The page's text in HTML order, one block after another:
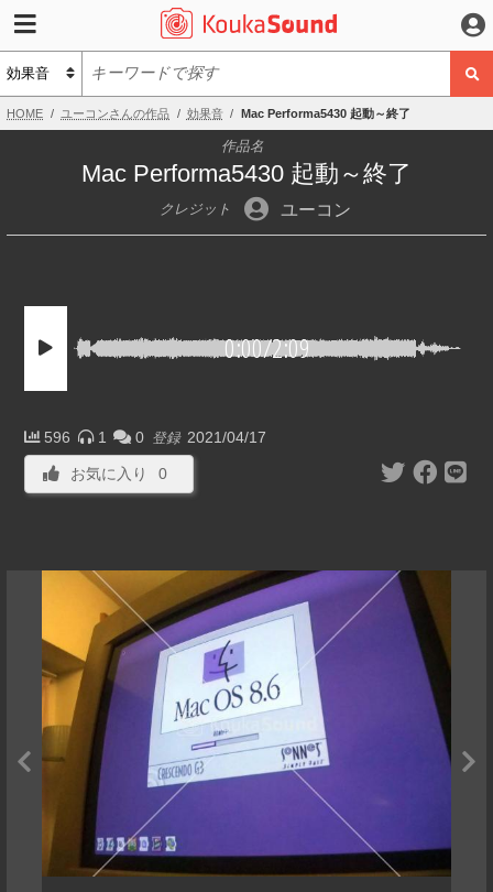
HOME ユーコンさんの作品 効果音 Mac Performa5430 起動～終了
作品名
Mac Performa5430 起動～終了
クレジット ユーコン
0:00/2:09
596 1 0 登録 2021/04/17
お気に入り 0